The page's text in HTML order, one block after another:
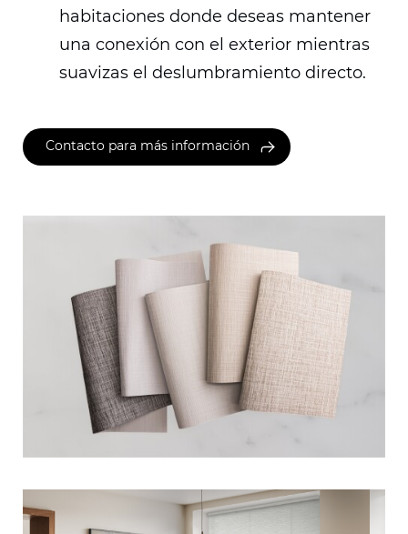
habitaciones donde deseas mantener
una conexión con el exterior mientras
suavizas el deslumbramiento directo.
Contacto para más información